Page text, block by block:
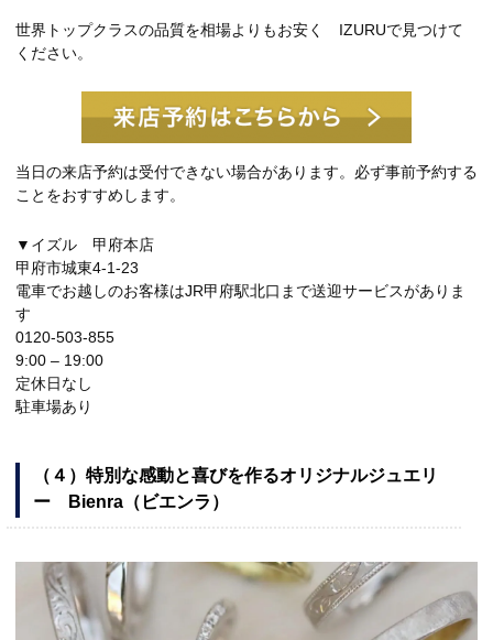
世界トップクラスの品質を相場よりもお安く IZURUで見つけて
ください。
当日の来店予約は受付できない場合があります。必ず事前予約する
ことをおすすめします。
▼イズル 甲府本店
甲府市城東4-1-23
電車でお越しのお客様はJR甲府駅北口まで送迎サービスがありま
す
0120-503-855
9:00 – 19:00
定休日なし
駐車場あり
（４）特別な感動と喜びを作るオリジナルジュエリ
ー Bienra（ビエンラ）